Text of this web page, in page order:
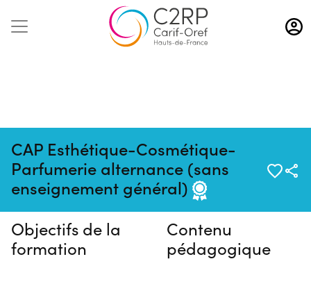
Aller
au
contenu
CAP Esthétique-Cosmétique-
Parfumerie alternance (sans
enseignement général)
Pas de session programmée en
ce moment
Objectifs de la
formation
Contenu
pédagogique